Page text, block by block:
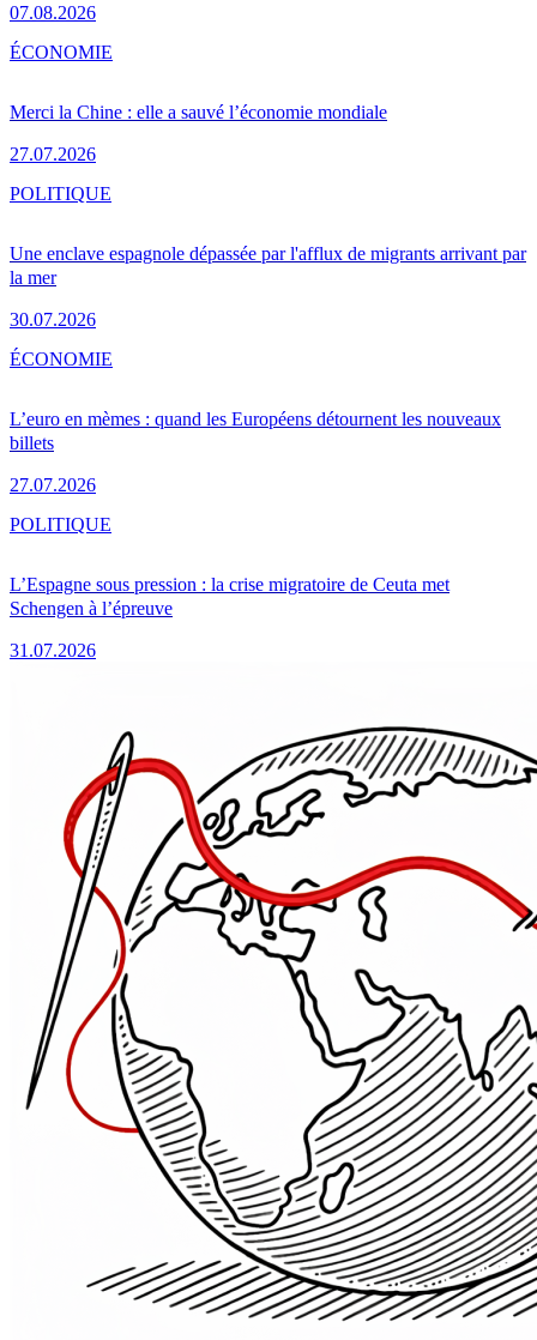
07.08.2026
Merci la Chine : elle a sauvé l’économie mondiale
27.07.2026
ÉCONOMIE
Une enclave espagnole dépassée par l'afflux de migrants arrivant par
la mer
30.07.2026
POLITIQUE
L’euro en mèmes : quand les Européens détournent les nouveaux
billets
27.07.2026
ÉCONOMIE
L’Espagne sous pression : la crise migratoire de Ceuta met
Schengen à l’épreuve
31.07.2026
POLITIQUE